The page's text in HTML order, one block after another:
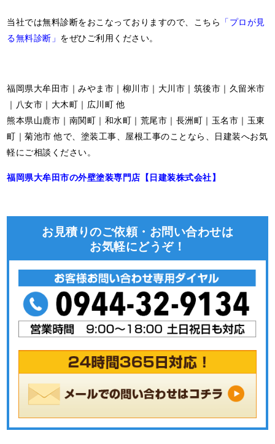
当社では無料診断をおこなっておりますので、こちら
「プロが見
る無料診断」 をぜひご利用ください。
福岡県大牟田市｜みやま市｜柳川市｜大川市｜筑後市｜久留米市
｜八女市｜大木町｜広川町 他
熊本県山鹿市｜南関町｜和水町｜荒尾市｜長洲町｜玉名市｜玉東
町｜菊池市 他で、塗装工事、屋根工事のことなら、日建装へお気
軽にご相談ください。
福岡県大牟田市の外壁塗装専門店【日建装株式会社】
お見積りのご依頼・お問い合わせは
お気軽にどうぞ！